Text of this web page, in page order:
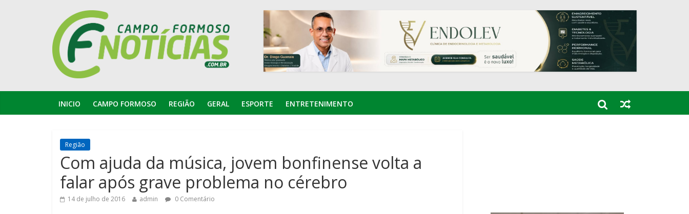
INICIO CAMPO FORMOSO REGIÃO GERAL ESPORTE ENTRETENIMENTO
Região
Com ajuda da música, jovem bonfinense volta a
falar após grave problema no cérebro
14 de julho de 2016 admin 0 Comentário